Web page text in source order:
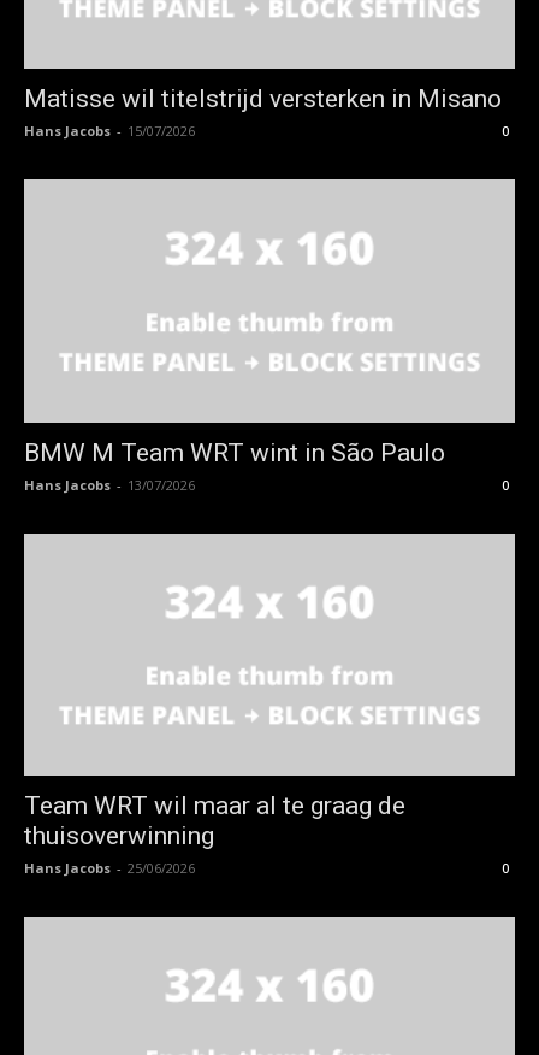
Matisse wil titelstrijd versterken in Misano
Hans Jacobs - 15/07/2026 0
BMW M Team WRT wint in São Paulo
Hans Jacobs - 13/07/2026 0
Team WRT wil maar al te graag de
thuisoverwinning
Hans Jacobs - 25/06/2026 0